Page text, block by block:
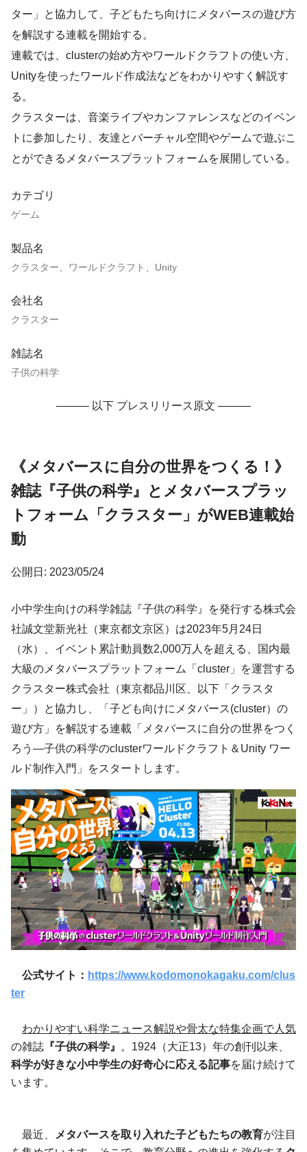
ター」と協力して、子どもたち向けにメタバースの遊び方
を解説する連載を開始する。
連載では、clusterの始め方やワールドクラフトの使い方、
Unityを使ったワールド作成法などをわかりやすく解説す
る。
クラスターは、音楽ライブやカンファレンスなどのイベン
トに参加したり、友達とバーチャル空間やゲームで遊ぶこ
とができるメタバースプラットフォームを展開している。
カテゴリ
ゲーム
製品名
クラスター、ワールドクラフト、Unity
会社名
クラスター
雑誌名
子供の科学
——— 以下 プレスリリース原文 ———
《メタバースに自分の世界をつくる！》
雑誌『子供の科学』とメタバースプラッ
トフォーム「クラスター」がWEB連載始
動
公開日: 2023/05/24
小中学生向けの科学雑誌『子供の科学』を発行する株式会
社誠文堂新光社（東京都文京区）は2023年5月24日
（水）、イベント累計動員数2,000万⼈を超える、国内最
⼤級のメタバースプラットフォーム「cluster」を運営する
クラスター株式会社（東京都品川区、以下「クラスタ
ー」）と協力し、「⼦ども向けにメタバース(cluster）の
遊び⽅」を解説する連載「メタバースに⾃分の世界をつく
ろう―⼦供の科学のclusterワールドクラフト＆Unity ワー
ルド制作⼊⾨」をスタートします。
公式サイト： https://www.kodomonokagaku.com/clus
ter
わかりやすい科学ニュース解説や骨太な特集企画で人気
の雑誌 『子供の科学』
。1924（大正13）年の創刊以来、
科学が好きな小中学生の好奇心に応える記事を届け続けて
います。
最近、 メタバースを取り入れた子どもたちの教育が注目